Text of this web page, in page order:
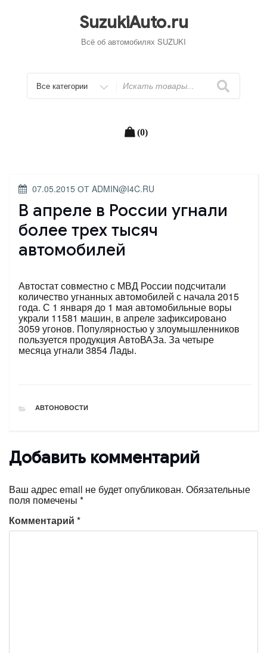
SuzukiAuto.ru
Всё об автомобилях SUZUKI
Искать
(0)
ОПУБЛИКОВАНО
07.05.2015 ОТ ADMIN@I4C.RU
В апреле в России угнали
более трех тысяч
автомобилей
Автостат совместно с МВД России подсчитали
количество угнанных автомобилей с начала 2015
года. С 1 января до 1 мая автомобильные воры
украли 11581 машин, в апреле зафиксировано
3059 угонов. Популярностью у злоумышленников
пользуется продукция АвтоВАЗа. За четыре
месяца угнали 3854 Лады.
РУБРИКИ
АВТОНОВОСТИ
Добавить комментарий
Ваш адрес email не будет опубликован. Обязательные
поля помечены *
Комментарий *